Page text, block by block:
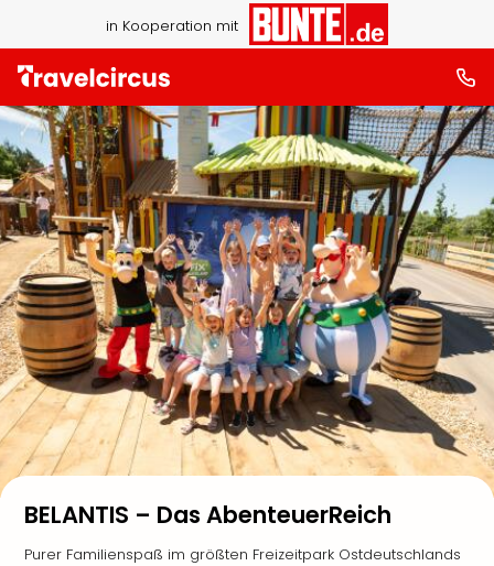
in Kooperation mit
BELANTIS – Das AbenteuerReich
Purer Familienspaß im größten Freizeitpark Ostdeutschlands